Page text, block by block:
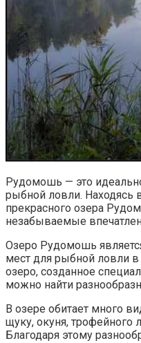
Рудомошь — это
рыбной ловли. Находясь
прекрасного озера
незабываемые
Озеро Рудомошь
мест для рыбной ловли в
озеро, созданное
можно найти
В озере обитает много
щуку, окуня, трофейного
Благодаря этому